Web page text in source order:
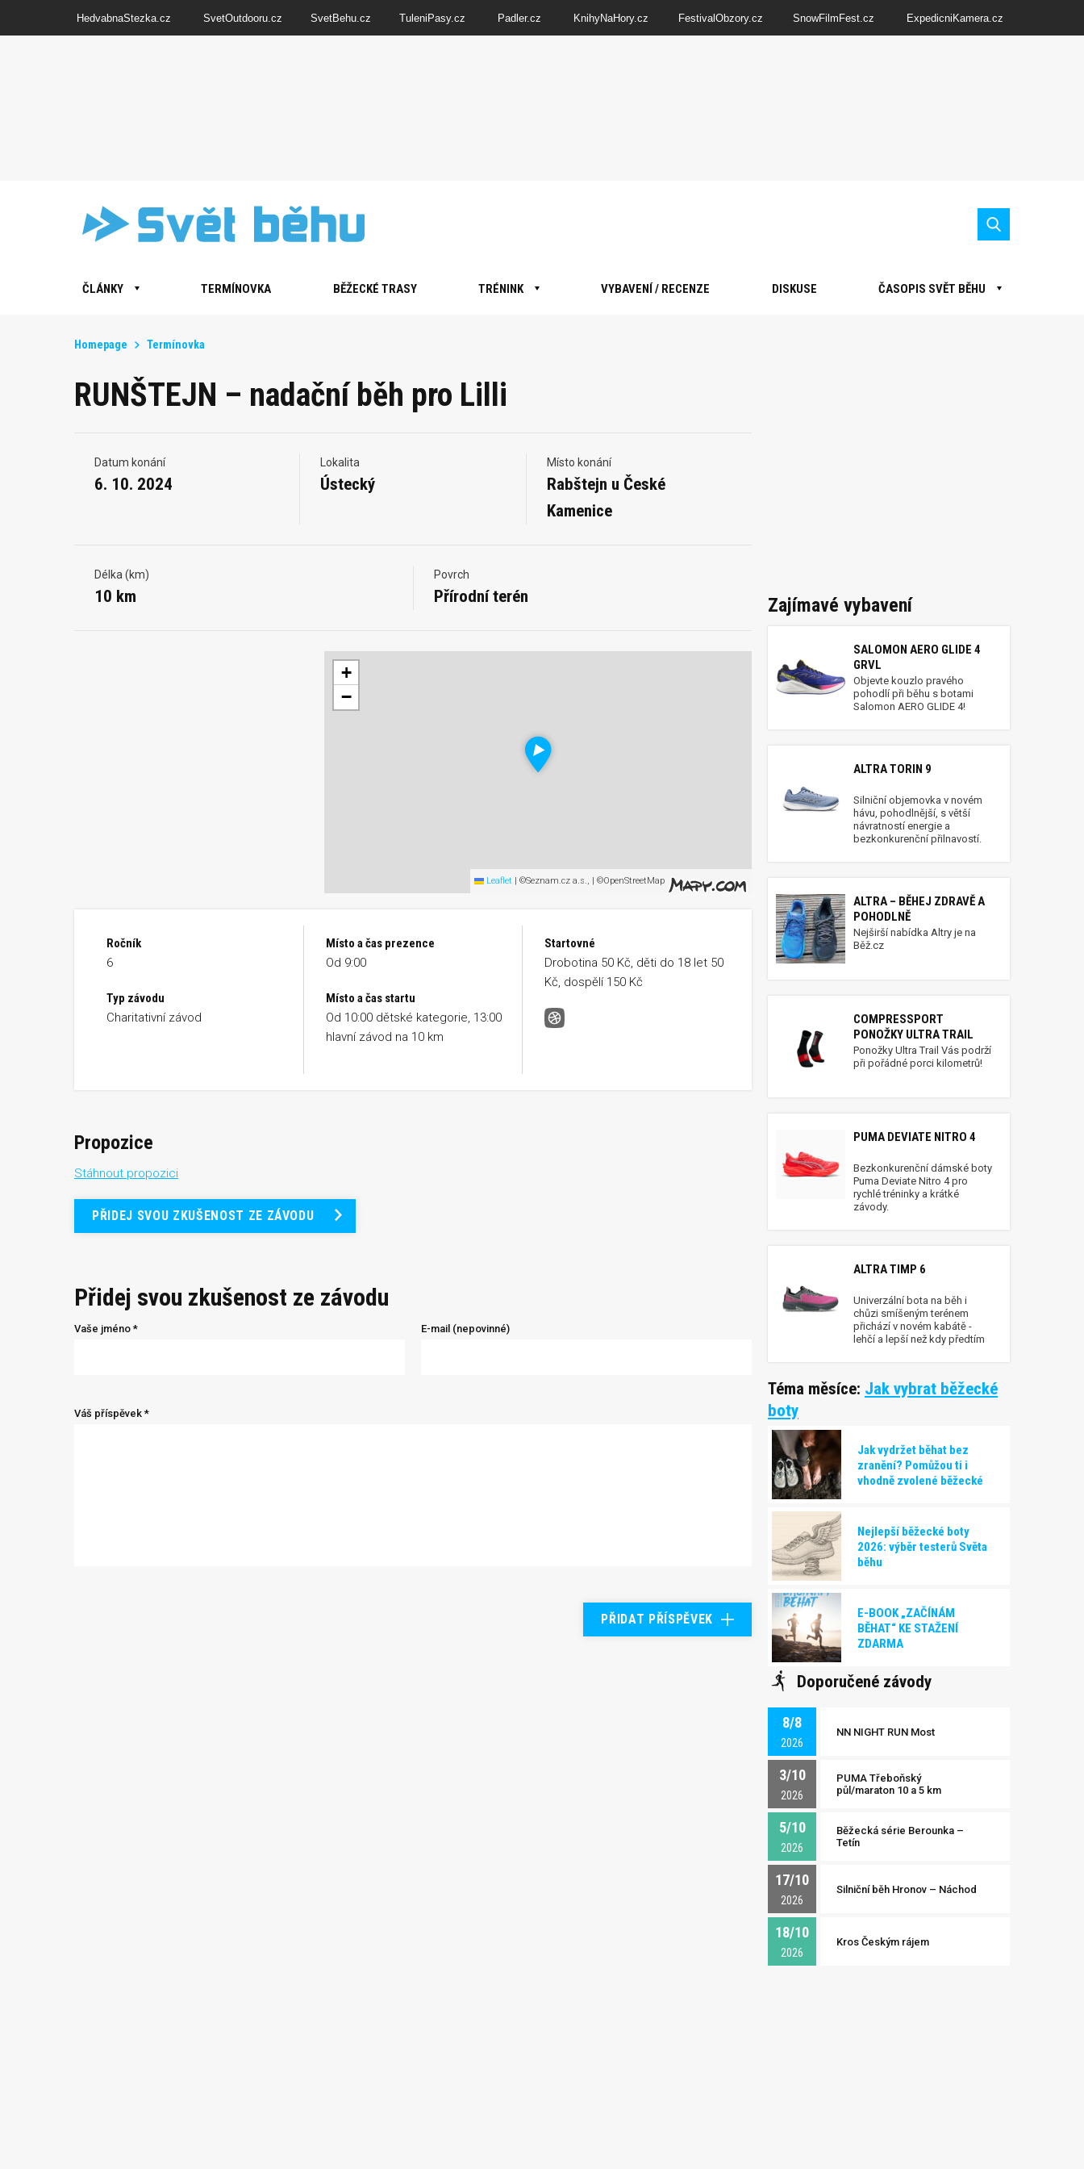
HedvabnaStezka.cz SvetOutdooru.cz SvetBehu.cz TuleniPasy.cz Padler.cz KnihyNaHory.cz FestivalObzory.cz SnowFilmFest.cz ExpedicniKamera.cz
ČLÁNKY TERMÍNOVKA BĚŽECKÉ TRASY TRÉNINK VYBAVENÍ / RECENZE DISKUSE ČASOPIS SVĚT BĚHU
Homepage Termínovka
RUNŠTEJN – nadační běh pro Lilli
Datum konání
6. 10. 2024
Lokalita
Ústecký
Místo konání
Rabštejn u České
Kamenice
Délka (km)
10 km
Povrch
Přírodní terén
+
−
Leaflet | ©Seznam.cz a.s., | ©OpenStreetMap
Ročník
6
Typ závodu
Charitativní závod
Místo a čas prezence
Od 9:00
Místo a čas startu
Od 10:00 dětské kategorie, 13:00
hlavní závod na 10 km
Startovné
Drobotina 50 Kč, děti do 18 let 50
Kč, dospělí 150 Kč
RUNŠTEJN &#8211; nadační běh pro Lilli
Propozice
Stáhnout propozici
PŘIDEJ SVOU ZKUŠENOST ZE ZÁVODU
Přidej svou zkušenost ze závodu
Vaše jméno * E-mail (nepovinné)
Váš příspěvek *
PŘIDAT PŘÍSPĚVEK
Zajímavé vybavení
SALOMON AERO GLIDE 4
GRVL
Objevte kouzlo pravého
pohodlí při běhu s botami
Salomon AERO GLIDE 4!
ALTRA TORIN 9
Silniční objemovka v novém
hávu, pohodlnější, s větší
návratností energie a
bezkonkurenční přilnavostí.
ALTRA – BĚHEJ ZDRAVĚ A
POHODLNĚ
Nejširší nabídka Altry je na
Běž.cz
COMPRESSPORT
PONOŽKY ULTRA TRAIL
Ponožky Ultra Trail Vás podrží
při pořádné porci kilometrů!
PUMA DEVIATE NITRO 4
Bezkonkurenční dámské boty
Puma Deviate Nitro 4 pro
rychlé tréninky a krátké
závody.
ALTRA TIMP 6
Univerzální bota na běh i
chůzi smíšeným terénem
přichází v novém kabátě -
lehčí a lepší než kdy předtím
Téma měsíce: Jak vybrat běžecké
boty
Jak vydržet běhat bez
zranění? Pomůžou ti i
vhodně zvolené běžecké
Nejlepší běžecké boty
2026: výběr testerů Světa
běhu
E-BOOK „ZAČÍNÁM
BĚHAT“ KE STAŽENÍ
ZDARMA
Doporučené závody
8/8
2026
NN NIGHT RUN Most
3/10
2026
PUMA Třeboňský
půl/maraton 10 a 5 km
5/10
2026
Běžecká série Berounka –
Tetín
17/10
2026
Silniční běh Hronov – Náchod
18/10
2026
Kros Českým rájem